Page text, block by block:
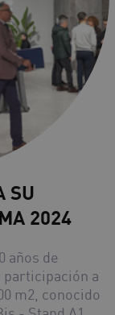
SU
2024
años de
participación a
m2, conocido